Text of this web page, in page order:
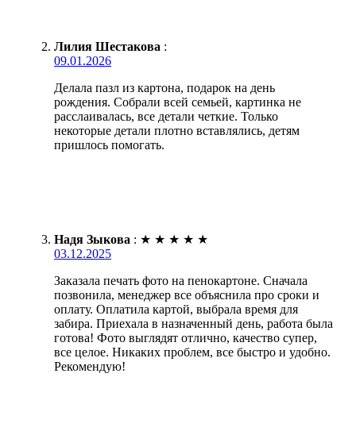
Лилия Шестакова :
09.01.2026
Делала пазл из картона, подарок на день
рождения. Собрали всей семьей, картинка не
расслаивалась, все детали четкие. Только
некоторые детали плотно вставлялись, детям
пришлось помогать.
Надя Зыкова : ★ ★ ★ ★ ★
03.12.2025
Заказала печать фото на пенокартоне. Сначала
позвонила, менеджер все объяснила про сроки и
оплату. Оплатила картой, выбрала время для
забира. Приехала в назначенный день, работа была
готова! Фото выглядят отлично, качество супер,
все целое. Никаких проблем, все быстро и удобно.
Рекомендую!